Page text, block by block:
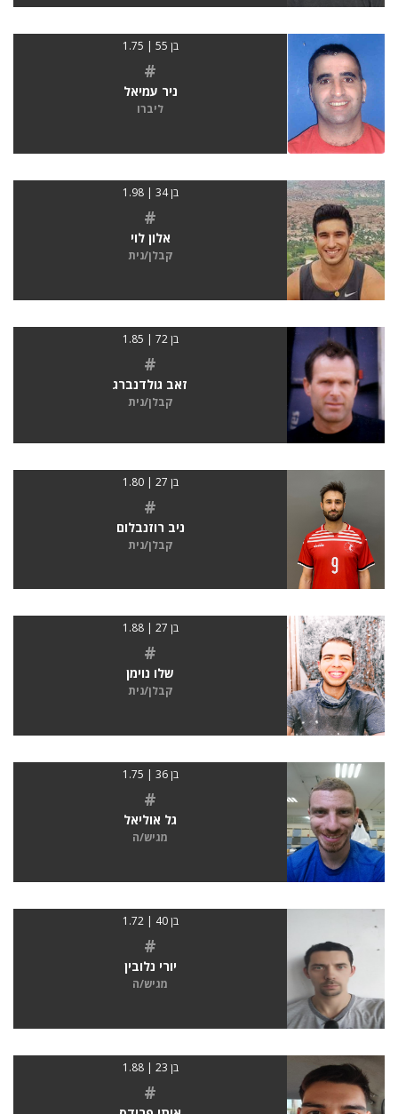
בן 55 | 1.75
#
ניר עמיאל
ליברו
בן 34 | 1.98
#
אלון לוי
קבלן/נית
בן 72 | 1.85
#
זאב גולדנברג
קבלן/נית
בן 27 | 1.80
#
ניב רוזנבלום
קבלן/נית
בן 27 | 1.88
#
שלו נוימן
קבלן/נית
בן 36 | 1.75
#
גל אוליאל
מגיש/ה
בן 40 | 1.72
#
יורי נלובין
מגיש/ה
בן 23 | 1.88
#